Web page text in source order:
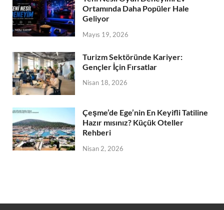
Ortamında Daha Popüler Hale
Geliyor
Mayıs 19, 2026
Turizm Sektöründe Kariyer:
Gençler İçin Fırsatlar
Nisan 18, 2026
Çeşme’de Ege’nin En Keyifli Tatiline
Hazır mısınız? Küçük Oteller
Rehberi
Nisan 2, 2026